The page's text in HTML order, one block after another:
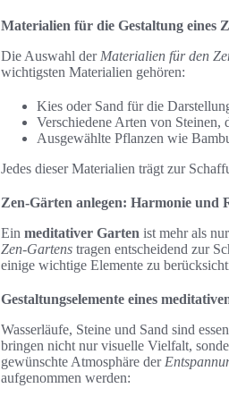
Materialien für die Gestaltung eines
Die Auswahl der Materialien für den
wichtigsten Materialien gehören:
Kies oder Sand für die
Verschiedene Arten von
Ausgewählte Pflanzen wie
Jedes dieser Materialien trägt zur
Zen-Gärten anlegen: Harmonie und
Ein meditativer Garten ist mehr als
Zen-Gartens tragen entscheidend zur
einige wichtige Elemente zu
Gestaltungselemente eines
Wasserläufe, Steine und Sand sind
bringen nicht nur visuelle Vielfalt,
gewünschte Atmosphäre der
aufgenommen werden: